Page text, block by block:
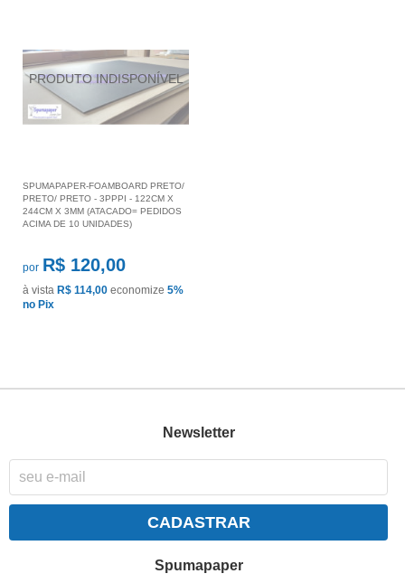
SPUMAPAPER-FOAMBOARD PRETO/
PRETO/ PRETO - 3PPPI - 122CM X
244CM X 3MM (ATACADO= PEDIDOS
ACIMA DE 10 UNIDADES)
por R$ 120,00
à vista R$ 114,00 economize 5%
no Pix
Newsletter
CADASTRAR
Spumapaper